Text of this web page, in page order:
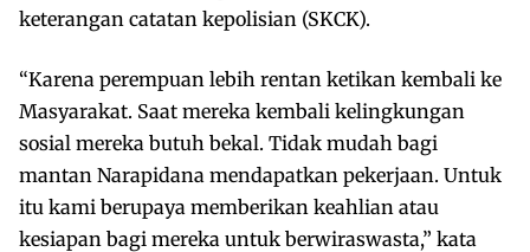
keterangan catatan kepolisian (SKCK).
“Karena perempuan lebih rentan ketikan kembali ke
Masyarakat. Saat mereka kembali kelingkungan
sosial mereka butuh bekal. Tidak mudah bagi
mantan Narapidana mendapatkan pekerjaan. Untuk
itu kami berupaya memberikan keahlian atau
kesiapan bagi mereka untuk berwiraswasta,” kata